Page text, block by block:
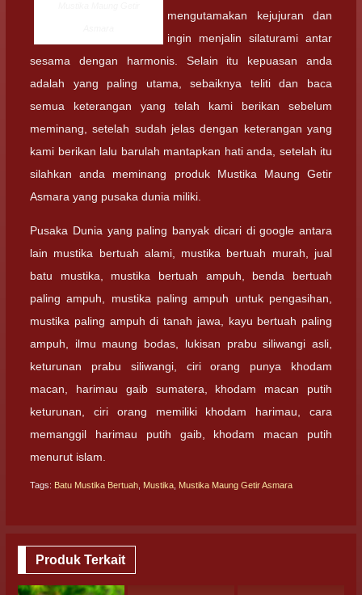
mengutamakan kejujuran dan
ingin menjalin silaturami antar
sesama dengan harmonis. Selain itu kepuasan anda
adalah yang paling utama, sebaiknya teliti dan baca
semua keterangan yang telah kami berikan sebelum
meminang, setelah sudah jelas dengan keterangan yang
kami berikan lalu barulah mantapkan hati anda, setelah itu
silahkan anda meminang produk Mustika Maung Getir
Asmara yang pusaka dunia miliki.
Pusaka Dunia yang paling banyak dicari di google antara
lain mustika bertuah alami, mustika bertuah murah, jual
batu mustika, mustika bertuah ampuh, benda bertuah
paling ampuh, mustika paling ampuh untuk pengasihan,
mustika paling ampuh di tanah jawa, kayu bertuah paling
ampuh, ilmu maung bodas, lukisan prabu siliwangi asli,
keturunan prabu siliwangi, ciri orang punya khodam
macan, harimau gaib sumatera, khodam macan putih
keturunan, ciri orang memiliki khodam harimau, cara
memanggil harimau putih gaib, khodam macan putih
menurut islam.
Tags: Batu Mustika Bertuah Mustika Mustika Maung Getir Asmara
Produk Terkait